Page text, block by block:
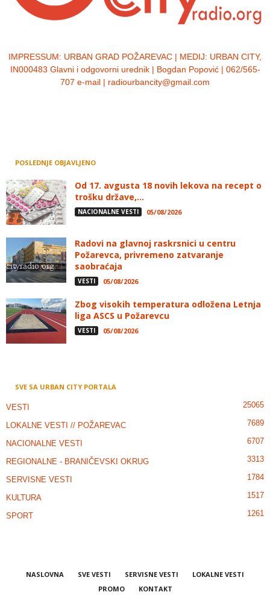
IMPRESSUM: URBAN GRAD POŽAREVAC | MEDIJ: URBAN CITY,
IN000483 Glavni i odgovorni urednik | Bogdan Popović | 062/565-
707 e-mail | radiourbancity@gmail.com
POSLEDNJE OBJAVLJENO
Od 17. avgusta 18 novih lekova na recept o
trošku države,...
NACIONALNE VESTI 05/08/2026
Radovi na glavnoj raskrsnici u centru
Požarevca, privremeno zatvaranje
saobraćaja
VESTI 05/08/2026
Zbog visokih temperatura odložena Letnja
liga ASCS u Požarevcu
VESTI 05/08/2026
SVE SA URBAN CITY PORTALA
VESTI 25065
LOKALNE VESTI // POŽAREVAC 7689
NACIONALNE VESTI 6707
REGIONALNE - BRANIČEVSKI OKRUG 3313
SERVISNE VESTI 1784
KULTURA 1517
SPORT 1261
NASLOVNA SVE VESTI SERVISNE VESTI
LOKALNE VESTI
PROMO
KONTAKT